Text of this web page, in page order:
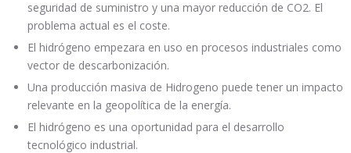
seguridad de suministro y una mayor reducción de CO2. El
problema actual es el coste.
El hidrógeno empezara en uso en procesos industriales como
vector de descarbonización.
Una producción masiva de Hidrogeno puede tener un impacto
relevante en la geopolítica de la energía.
El hidrógeno es una oportunidad para el desarrollo
tecnológico industrial.